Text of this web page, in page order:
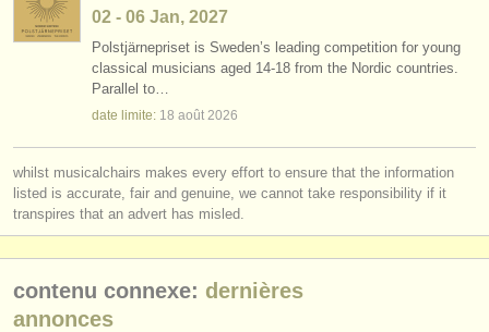
annuaires:
orchestres et l'opéra
conservatoires
orchestres de jeunes
musicalchairs:
a propos de musicalchairs
rss feeds
concours de clarinette (15)
achat clarinette (14)
clarinette perdue (81)
02 - 06 Jan, 2027
Polstjärnepriset is Sweden’s leading competition for young
classical musicians aged 14-18 from the Nordic countries.
Parallel to…
date limite: 18 août 2026
whilst musicalchairs makes every effort to ensure that the information
listed is accurate, fair and genuine, we cannot take responsibility if it
transpires that an advert has misled.
contenu connexe: dernières
annonces